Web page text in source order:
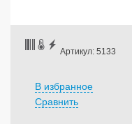
Артикул: 5133
В избранное
Сравнить